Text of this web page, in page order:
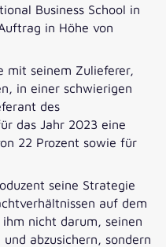
Business School in
in Höhe von
mit seinem Zulieferer,
in einer schwierigen
des
das Jahr 2023 eine
22 Prozent sowie für
seine Strategie
auf dem
nicht darum, seinen
abzusichern, sondern